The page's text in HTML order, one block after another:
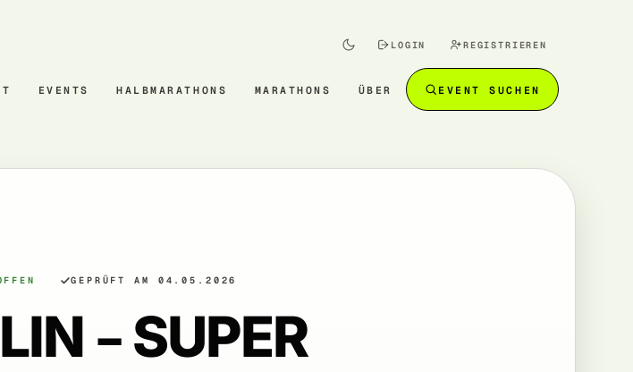
LOGIN REGISTRIEREN
EVENTS HALBMARATHONS MARATHONS ÜBER EVENT SUCHEN
GEPRÜFT AM 04.05.2026
– SUPER